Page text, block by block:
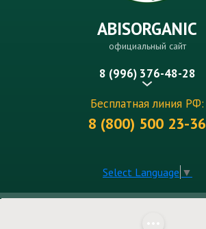
ABISORGANIC
официальный сайт
8 (996) 376-48-28
Бесплатная линия РФ:
8 (800) 500 23-36
Select Language ▼